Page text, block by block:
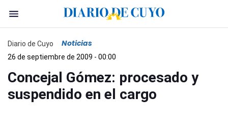
Diario de Cuyo Noticias
26 de septiembre de 2009 - 00:00
Concejal Gómez: procesado y
suspendido en el cargo